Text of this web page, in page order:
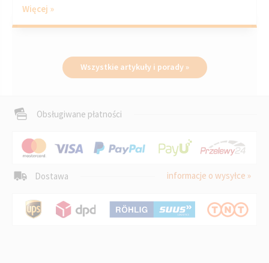
Więcej »
Wszystkie artykuły i porady »
Obsługiwane płatności
Dostawa informacje o wysyłce »